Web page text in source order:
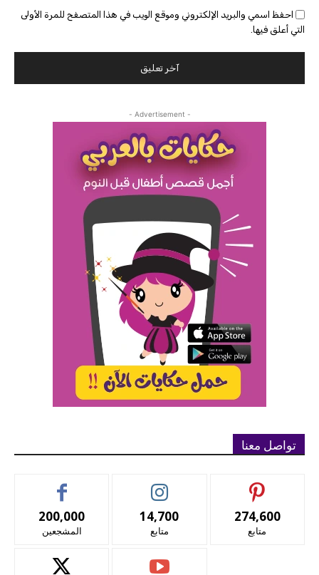
احفظ اسمي والبريد الإلكتروني وموقع الويب في هذا المتصفح للمرة الأولى
التي أعلق فيها.
- Advertisement -
تواصل معنا
200,000
المشجعين
14,700
متابع
274,600
متابع